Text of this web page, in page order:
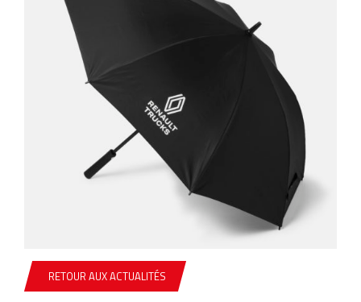
RETOUR AUX ACTUALITÉS